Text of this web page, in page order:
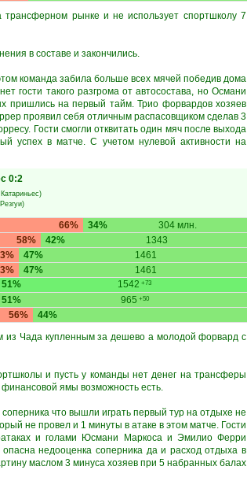
рынке и не использует спортшколу 7
в составе и закончились.
команда забила больше всех мячей победив дома
гости такого разгрома от автосостава, но Османи
пришлись на первый тайм. Трио форвардов хозяев
проявил себя отличным распасовщиком сделав 3
Гости смогли отквитать один мяч после выхода
успех в матче. С учетом нулевой активности на
0:2
)
)
66% 34% 304 млн.
58% 42% 1343
47% 1461
47% 1461
51% 1542 +73
51% 965 +50
56%
44%
Чада купленным за дешево а молодой форвард с
и пусть у команды нет денег на трансферы
ямы возможность есть.
что вышли играть первый тур на отдыхе не
не провел и 1 минуты в атаке в этом матче. Гости
и голами Юсмани Маркоса и Эмилио Ферри
недооценка соперника да и расход отдыха в
маслом 3 минуса хозяев при 5 набранных балах